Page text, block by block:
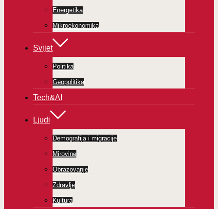
Energetika
Mikroekonomika
Svijet
Politika
Geopolitika
Tech&AI
Ljudi
Demografija i migracije
Mirovine
Obrazovanje
Zdravlje
Kultura